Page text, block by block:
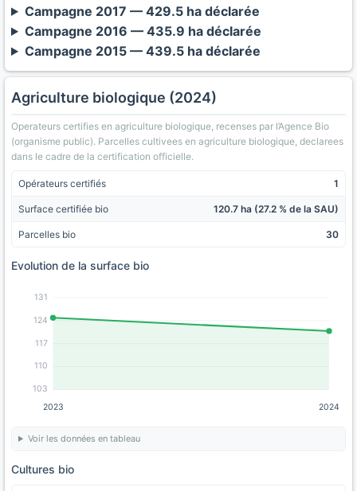
Campagne 2017 — 429.5 ha déclarée
Campagne 2016 — 435.9 ha déclarée
Campagne 2015 — 439.5 ha déclarée
Agriculture biologique (2024)
Operateurs certifies en agriculture biologique, recenses par l’Agence Bio
(organisme public). Parcelles cultivees en agriculture biologique, declarees
dans le cadre de la certification officielle.
Opérateurs certifiés 1
Surface certifiée bio 120.7 ha (27.2 % de la SAU)
Parcelles bio 30
Evolution de la surface bio
103
110
117
124
131
2023 2024
Voir les données en tableau
Cultures bio